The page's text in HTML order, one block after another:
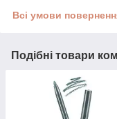
Всі умови
Подібні товари